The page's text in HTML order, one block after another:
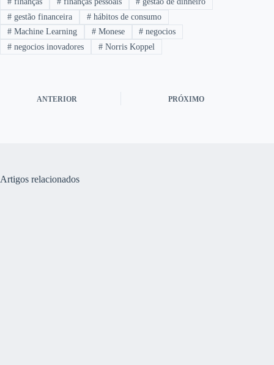
#gestão financeira #hábitos de consumo
#Machine Learning #Monese # negocios
#negocios inovadores #Norris Koppel
ANTERIOR PRÓXIMO
Artigos relacionados